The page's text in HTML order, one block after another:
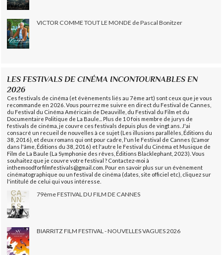
VICTOR COMME TOUT LE MONDE de Pascal Bonitzer
LES FESTIVALS DE CINÉMA INCONTOURNABLES EN
2026
Ces festivals de cinéma (et évènements liés au 7ème art) sont ceux que je vous
recommande en 2026. Vous pourrez me suivre en direct du Festival de Cannes,
du Festival du Cinéma Américain de Deauville, du Festival du Film et du
Documentaire Politique de La Baule... Plus de 10 fois membre de jurys de
festivals de cinéma, je couvre ces festivals depuis plus de vingt ans. J'ai
consacré un recueil de nouvelles à ce sujet (Les illusions parallèles, Éditions du
38, 2016), et deux romans qui ont pour cadre, l'un le Festival de Cannes (L'amor
dans l'âme, Éditions du 38, 2016) et l'autre le Festival du Cinéma et Musique de
Film de La Baule (La Symphonie des rêves, Éditions Blacklephant, 2023). Vous
souhaitez que je couvre votre festival ? Contactez-moi à
inthemoodforfilmfestivals@gmail.com. Pour en savoir plus sur un évènement
cinématographique ou un festival de cinéma (dates, site officiel etc), cliquez sur
l'intitulé de celui qui vous intéresse.
79ème FESTIVAL DU FILM DE CANNES
BIARRITZ FILM FESTIVAL - NOUVELLES VAGUES 2026